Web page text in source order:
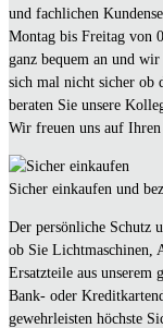
und fachlichen
Montag bis Freitag von
ganz bequem an und
sich mal nicht sicher ob
beraten Sie unsere
Wir freuen uns auf
Sicher einkaufen und
Der persönliche Schutz
ob Sie Lichtmaschinen,
Ersatzteile aus unserem
Bank- oder
gewehrleisten höchste